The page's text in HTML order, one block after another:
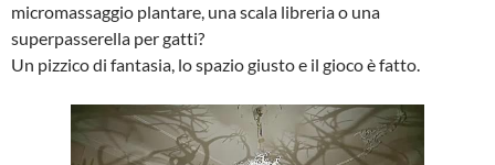
micromassaggio plantare, una scala libreria o una
superpasserella per gatti?
Un pizzico di fantasia, lo spazio giusto e il gioco è fatto.